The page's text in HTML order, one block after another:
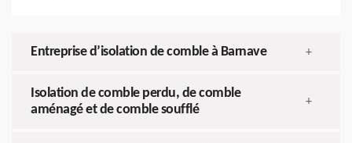
Entreprise d’isolation de comble à Barnave +
Isolation de comble perdu, de comble
aménagé et de comble soufflé
+